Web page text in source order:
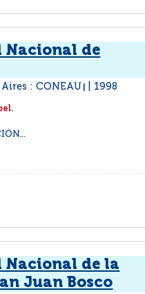
Nacional de
Aires : CONEAU 1998
Nacional de la
Juan Bosco